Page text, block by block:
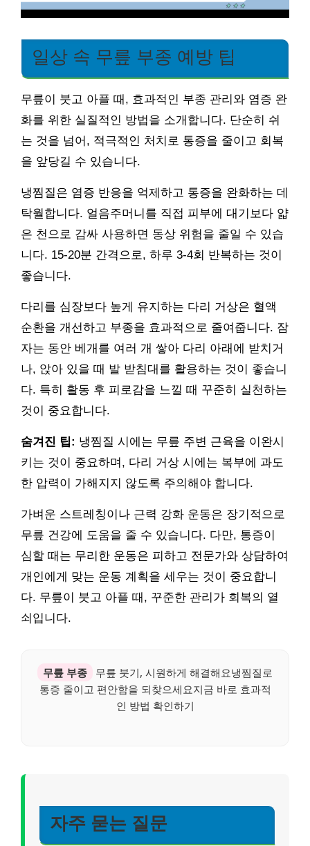
일상 속 무릎 부종 예방 팁
무릎이 붓고 아플 때, 효과적인 부종 관리와 염증 완
화를 위한 실질적인 방법을 소개합니다. 단순히 쉬
는 것을 넘어, 적극적인 처치로 통증을 줄이고 회복
을 앞당길 수 있습니다.
냉찜질은 염증 반응을 억제하고 통증을 완화하는 데
탁월합니다. 얼음주머니를 직접 피부에 대기보다 얇
은 천으로 감싸 사용하면 동상 위험을 줄일 수 있습
니다. 15-20분 간격으로, 하루 3-4회 반복하는 것이
좋습니다.
다리를 심장보다 높게 유지하는 다리 거상은 혈액
순환을 개선하고 부종을 효과적으로 줄여줍니다. 잠
자는 동안 베개를 여러 개 쌓아 다리 아래에 받치거
나, 앉아 있을 때 발 받침대를 활용하는 것이 좋습니
다. 특히 활동 후 피로감을 느낄 때 꾸준히 실천하는
것이 중요합니다.
숨겨진 팁: 냉찜질 시에는 무릎 주변 근육을 이완시
키는 것이 중요하며, 다리 거상 시에는 복부에 과도
한 압력이 가해지지 않도록 주의해야 합니다.
가벼운 스트레칭이나 근력 강화 운동은 장기적으로
무릎 건강에 도움을 줄 수 있습니다. 다만, 통증이
심할 때는 무리한 운동은 피하고 전문가와 상담하여
개인에게 맞는 운동 계획을 세우는 것이 중요합니
다. 무릎이 붓고 아플 때, 꾸준한 관리가 회복의 열
쇠입니다.
무릎 부종
무릎 붓기, 시원하게 해결해요냉찜질로
통증 줄이고 편안함을 되찾으세요지금 바로 효과적
인 방법 확인하기
자주 묻는 질문